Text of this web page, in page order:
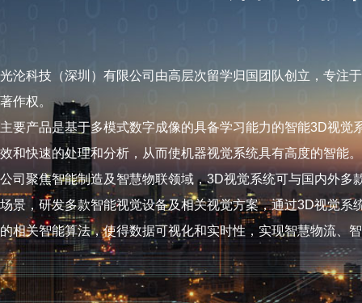
光沦科技（深圳）有限公司由高层次留学归国团队创立，专注
著作权。
主要产品是基于多模式数字成像的具备学习能力的智能3D视
效和快速的处理和分析，从而使机器视觉系统具有高度的智能
公司聚焦智能制造及智慧物联领域，3D视觉系统可与国内外
场景，研发多款智能视觉设备及相关视觉方案，通过3D视觉
的相关智能算法，使得数据可视化和实时性，实现智慧物流、